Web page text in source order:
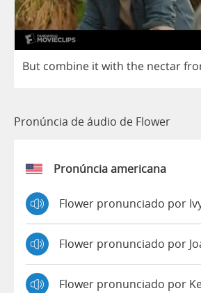
But combine itwith the nectar
Pronúncia de áudio de Flower
Pronúncia americana
Flower pronunciado por
Flower pronunciado por
Flower pronunciado por